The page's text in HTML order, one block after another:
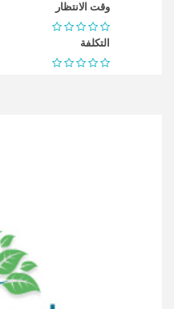
وقت الانتظار
التكلفة